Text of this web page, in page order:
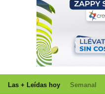
Las + Leídas hoy Semanal